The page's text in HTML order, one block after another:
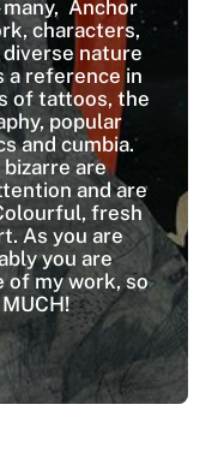
Anchor
characters,
nature
a reference in
of tattoos, the
popular
and cumbia.
are
and are
fresh
As you are
you are
of my work, so